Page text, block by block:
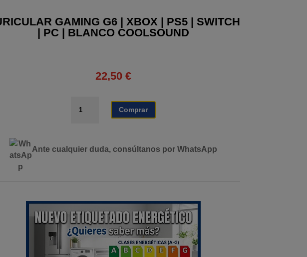
GAMING G6 | XBOX | PS5 | SWITCH
| PC | BLANCO COOLSOUND
22,50 €
AURICULAR
GAMING
XBOX
|
|
PC
|
BLANCO
COOLSOUND
Comprar
Ante cualquier duda, consúltanos por WhatsApp